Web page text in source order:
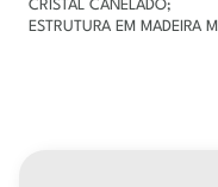
CRISTAL CANELADO;
ESTRUTURA EM MADEIRA